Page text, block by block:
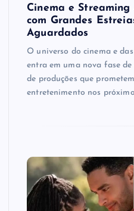
Cinema e Streaming
com Grandes
Aguardados
O universo do cinema e
entra em uma nova fase
de produções que
entretenimento nos